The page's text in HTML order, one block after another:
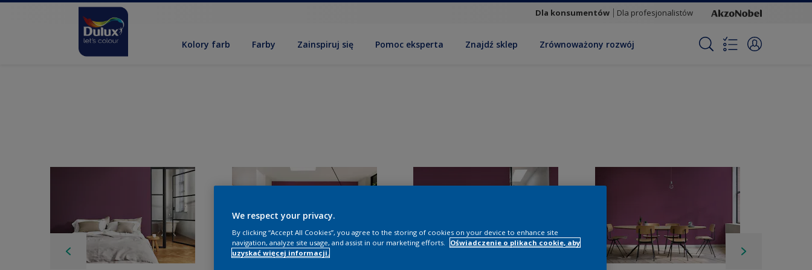
Dla konsumentów Dla profesjonalistów
Kolory farb Farby Zainspiruj się Pomoc eksperta Znajdź sklep Zrównoważony rozwój
We respect your privacy.
By clicking “Accept All Cookies”, you agree to the storing of cookies on your device to enhance site
navigation, analyze site usage, and assist in our marketing efforts.
Oświadczenie o plikach cookie, aby
uzyskać więcej informacji.